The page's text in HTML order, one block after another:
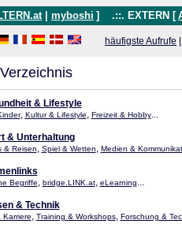
myboshi ] .::. EXTERN [
häufigste Aufrufe
& Lifestyle
, Kultur & Lifestyle, Freizeit & Hobby...
& Unterhaltung
& Reisen, Spiel & Wetten, Medien &
Begriffe, bridge.LINK.at, eLearning...
& Technik
Karriere, Training & Workshops, Forschung &